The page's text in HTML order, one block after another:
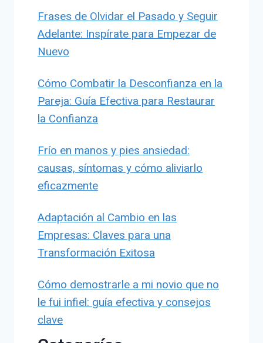
Frases de Olvidar el Pasado y Seguir
Adelante: Inspírate para Empezar de
Nuevo
Cómo Combatir la Desconfianza en la
Pareja: Guía Efectiva para Restaurar
la Confianza
Frío en manos y pies ansiedad:
causas, síntomas y cómo aliviarlo
eficazmente
Adaptación al Cambio en las
Empresas: Claves para una
Transformación Exitosa
Cómo demostrarle a mi novio que no
le fui infiel: guía efectiva y consejos
clave